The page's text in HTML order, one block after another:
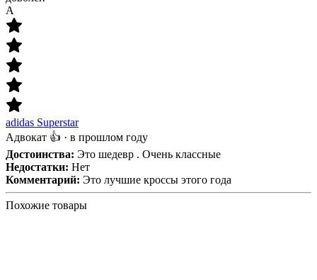
А
adidas Superstar
Адвокат 👍 · в прошлом году
Достоинства: Это шедевр . Очень классные
Недостатки: Нет
Комментарий: Это лучшие кроссы этого года
Похожие товары